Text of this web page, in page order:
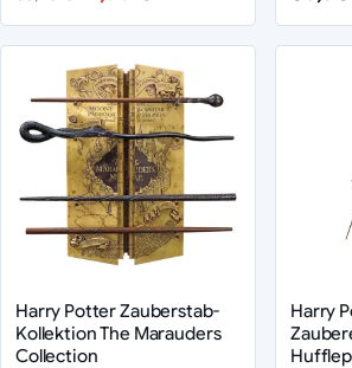
Harry Potter Zauberstab-
Kollektion The Marauders
Collection
Harry